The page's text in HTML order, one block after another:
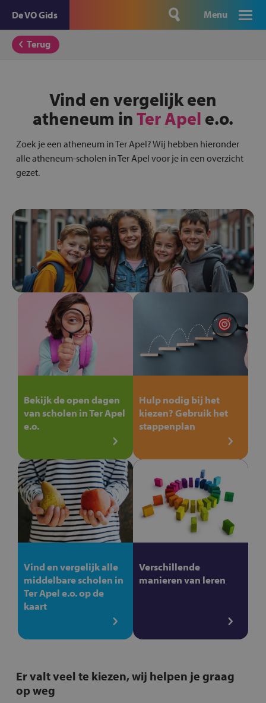
De VO Gids Menu
Terug
Vind en vergelijk een
atheneum inTer Apel e.o.
Zoek je een atheneum in Ter Apel? Wij hebben hieronder
alle atheneum-scholen in Ter Apel voor je in een overzicht
gezet.
Bekijk de open dagen
van scholen in Ter Apel
e.o.
Hulp nodig bij het
kiezen? Gebruik het
stappenplan
Vind en vergelijk alle
middelbare scholen in
Ter Apel e.o. op de
kaart
Verschillende
manieren van leren
Er valt veel te kiezen, wij helpen je graag
op weg